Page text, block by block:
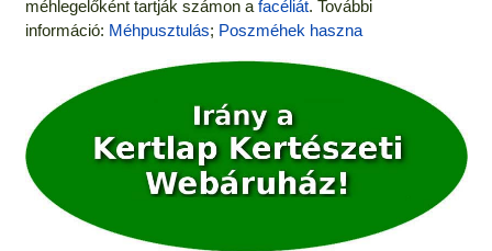
méhlegelőként tartják számon a facéliát. További
információ: Méhpusztulás; Poszméhek haszna